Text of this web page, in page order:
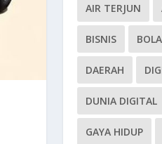
AIR TERJUN
BISNIS BOLA
DAERAH
DUNIA DIGITAL
GAYA HIDUP